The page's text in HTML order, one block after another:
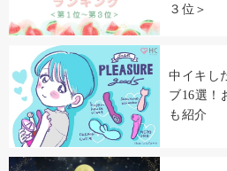
３位＞
中イキし
ブ16選！
も紹介